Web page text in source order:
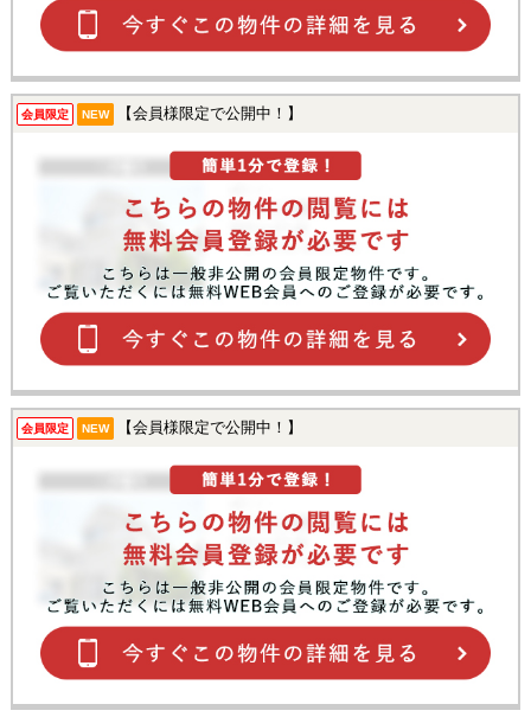
会員限定 NEW 【会員様限定で公開中！】
会員限定 NEW 【会員様限定で公開中！】